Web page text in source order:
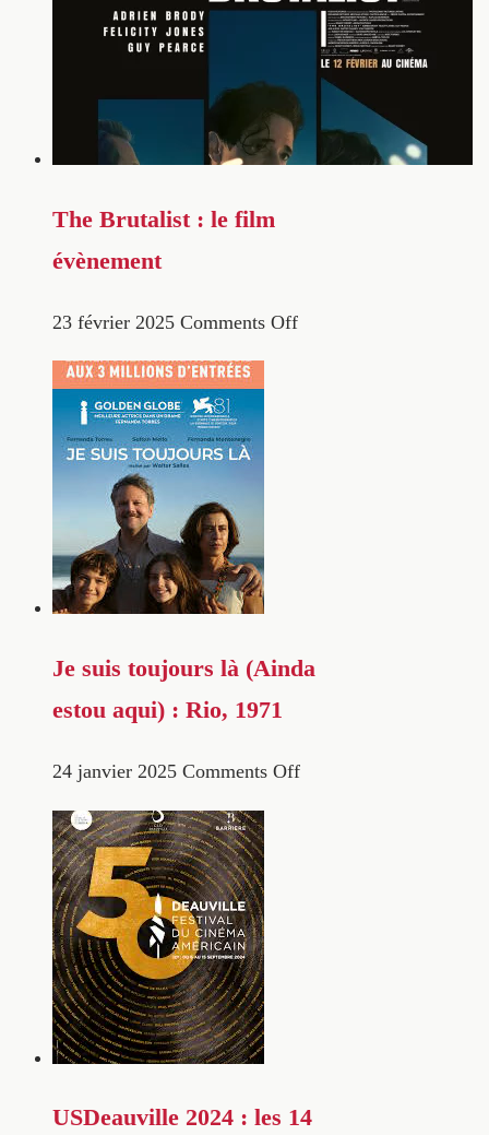
The Brutalist : le film
évènement
23 février 2025 Comments Off
Je suis toujours là (Ainda
estou aqui) : Rio, 1971
24 janvier 2025 Comments Off
USDeauville 2024 : les 14